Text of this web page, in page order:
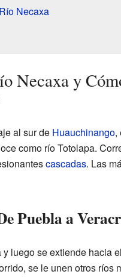
Necaxa
Necaxa y
al sur de Huauchinango,
como río Totolapa.
cascadas. Las
Puebla a
luego se extiende hacia
se le unen otros ríos